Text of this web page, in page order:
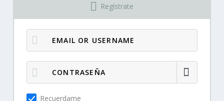
Regístrate
Recuerdame